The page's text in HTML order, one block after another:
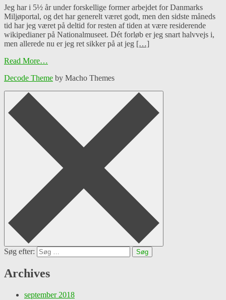
Jeg har i 5½ år under forskellige former arbejdet for Danmarks
Miljøportal, og det har generelt været godt, men den sidste måneds
tid har jeg været på deltid for resten af tiden at være residerende
wikipedianer på Nationalmuseet. Dét forløb er jeg snart halvvejs i,
men allerede nu er jeg ret sikker på at jeg […]
Read More…
Decode Theme by Macho Themes
Søg efter:
Archives
september 2018